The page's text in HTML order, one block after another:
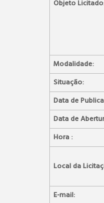
Objeto
Modalidade:
Situação:
Data de
Data de
Hora :
Local da
E-mail: